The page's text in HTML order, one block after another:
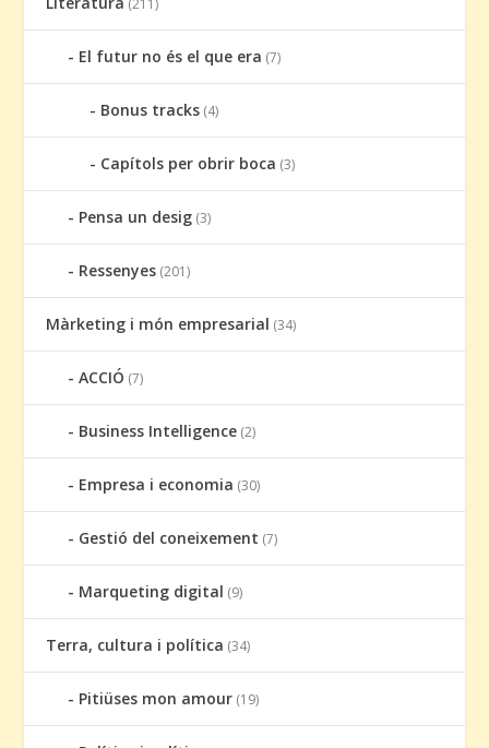
(211)
El futur no és el que era (7)
Bonus tracks (4)
Capítols per obrir boca (3)
Pensa un desig (3)
Ressenyes (201)
Màrketing i món empresarial (34)
ACCIÓ (7)
Business Intelligence (2)
Empresa i economia (30)
Gestió del coneixement (7)
Marqueting digital (9)
Terra, cultura i política (34)
Pitiüses mon amour (19)